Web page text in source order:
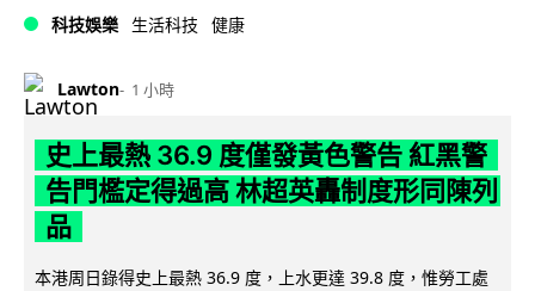
科技娛樂 生活科技 健康
Lawton 1 小時
史上最熱 36.9 度僅發黃色警告 紅黑警
告門檻定得過高 林超英轟制度形同陳列
品
本港周日錄得史上最熱 36.9 度，上水更達 39.8 度，惟勞工處